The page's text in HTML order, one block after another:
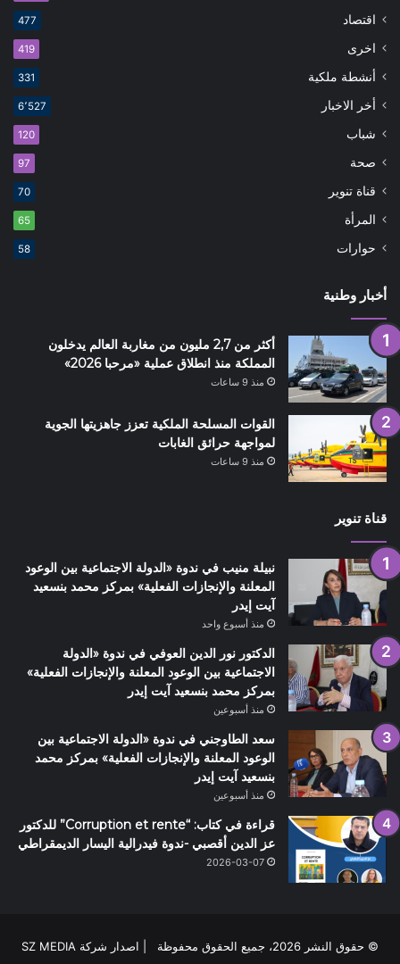
اقتصاد 477
اخرى 419
أنشطة ملكية 331
أخر الاخبار 6٬527
شباب 120
صحة 97
قناة تنوير 70
المرأة 65
حوارات 58
أخبار وطنية
أكثر من 2,7 مليون من مغاربة العالم يدخلون
المملكة منذ انطلاق عملية «مرحبا 2026»
منذ 9 ساعات
القوات المسلحة الملكية تعزز جاهزيتها الجوية
لمواجهة حرائق الغابات
منذ 9 ساعات
قناة تنوير
نبيلة منيب في ندوة «الدولة الاجتماعية بين الوعود
المعلنة والإنجازات الفعلية» بمركز محمد بنسعيد
آيت إيدر
منذ أسبوع واحد
الدكتور نور الدين العوفي في ندوة «الدولة
الاجتماعية بين الوعود المعلنة والإنجازات الفعلية»
بمركز محمد بنسعيد آيت إيدر
منذ أسبوعين
سعد الطاوجني في ندوة «الدولة الاجتماعية بين
الوعود المعلنة والإنجازات الفعلية» بمركز محمد
بنسعيد آيت إيدر
منذ أسبوعين
قراءة في كتاب: “Corruption et rente” للدكتور
عز الدين أقصبي -ندوة فيدرالية اليسار الديمقراطي
2026-03-07
© حقوق النشر 2026، جميع الحقوق محفوظة | اصدار شركة SZ MEDIA